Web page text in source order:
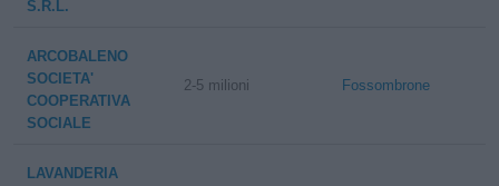
S.R.L.
ARCOBALENO
SOCIETA'
COOPERATIVA
SOCIALE
2-5 milioni Fossombrone
LAVANDERIA